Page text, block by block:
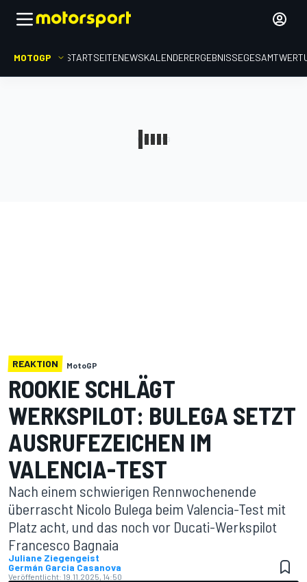
MOTOGP STARTSEITENEWSKALENDERERGEBNISSE
REAKTION MotoGP
ROOKIE SCHLÄGT
WERKSPILOT: BULEGA SETZT
AUSRUFEZEICHEN IM
VALENCIA-TEST
Nach einem schwierigen Rennwochenende
überrascht Nicolo Bulega beim Valencia-Test mit
Platz acht, und das noch vor Ducati-Werkspilot
Francesco Bagnaia
Juliane Ziegengeist
Germán Garcia Casanova
Veröffentlicht: 19.11.2025, 14:50